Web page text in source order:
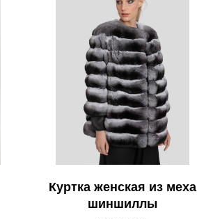
Куртка женская из меха
шиншиллы